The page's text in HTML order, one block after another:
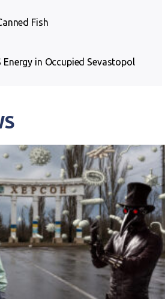
Fish
in Occupied Sevastopol